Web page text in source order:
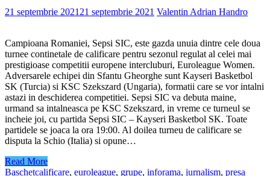
21 septembrie 2021 21 septembrie 2021 Valentin Adrian Handro
Campioana Romaniei, Sepsi SIC, este gazda unuia dintre cele doua
turnee continetale de calificare pentru sezonul regulat al celei mai
prestigioase competitii europene intercluburi, Euroleague Women.
Adversarele echipei din Sfantu Gheorghe sunt Kayseri Basketbol
SK (Turcia) si KSC Szekszard (Ungaria), formatii care se vor intalni
astazi in deschiderea competitiei. Sepsi SIC va debuta maine,
urmand sa intalneasca pe KSC Szekszard, in vreme ce turneul se
incheie joi, cu partida Sepsi SIC – Kayseri Basketbol SK. Toate
partidele se joaca la ora 19:00. Al doilea turneu de calificare se
disputa la Schio (Italia) si opune…
Read More
Baschetcalificare, euroleague, grupe, inforama, jurnalism, presa